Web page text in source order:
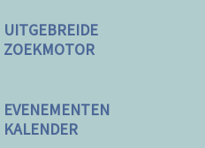
UITGEBREIDE
ZOEKMOTOR
EVENEMENTEN
KALENDER